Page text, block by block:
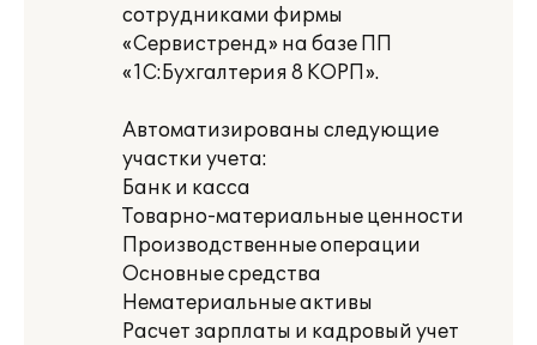
сотрудниками фирмы
«Сервистренд» на базе ПП
«1С:Бухгалтерия 8 КОРП».
Автоматизированы следующие
участки учета:
Банк и касса
Товарно-материальные ценности
Производственные операции
Основные средства
Нематериальные активы
Расчет зарплаты и кадровый учет